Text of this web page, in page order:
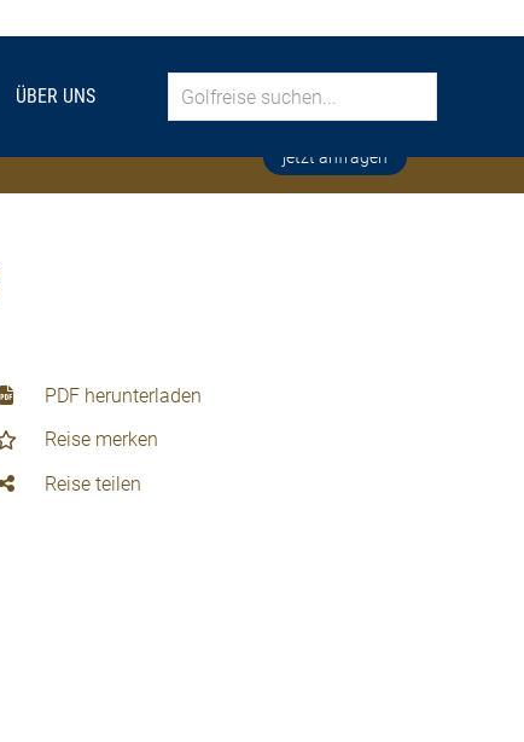
ÜBER UNS
jetzt anfragen
PDF herunterladen
Reise merken
Reise teilen